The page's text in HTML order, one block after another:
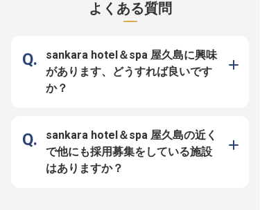
フロントでのチェックイン・アウト
対応から、朝食のハーフバイキン
れていきます。 ーー【多彩な経験
を積みながら、自分らしく成長でき
る職場】 フロントとレストランの
客・運営・マネジメントと幅広いス
あるため、島外からのご応募も大歓
迎です。 屋久島という特別な舞台
で、あなたのキャリアを一緒に育て
ていきましょう。 ※2026年4月23日
時点の情報です
にし、一人ひとりに寄り添った温か
いおもてなしを心がけています。
訪れる方々が最高の思い出を作れる
を感じながら、お客様の旅を彩る喜
びを共に分かち合いませんか。 ー
ー【安心して働き、成長できる環境
とキャリア】 社員寮を完備してお
方、おもてなしの心で成長したい方
を歓迎します。 チームワークを大
切にし、互いに支え合いながら、お
客様に最高のサービスを提供できる
プロフェッショナルを目指しましょ
よくある質問
sankara hotel＆spa 屋久島に興味
があります、どうすれば良いです
か？
sankara hotel＆spa 屋久島の近く
で他にも採用募集をしている施設
はありますか？